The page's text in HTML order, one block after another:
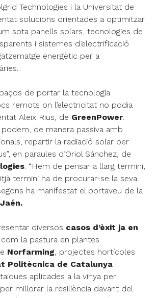
Technologies i la Universitat de
solucions orientades a optimitzar
sota panells solars, tecnologies de
i sistemes d’electrificació
energètic per a
de portar la tecnologia
remots on l’electricitat no podia
Aleix Rius, de GreenPower.
de manera passiva amb
repartir la radiació solar per
en paraules d’Oriol Sánchez, de
. “Hem de pensar a llarg termini,
termini ha de procurar-se la seva
ha manifestat el portaveu de la
diversos casos d’èxit ja en
com la pastura en plantes
Norfarming, projectes hortícoles
Politècnica de Catalunya i
aplicades a la vinya per
per millorar la resiliència davant del